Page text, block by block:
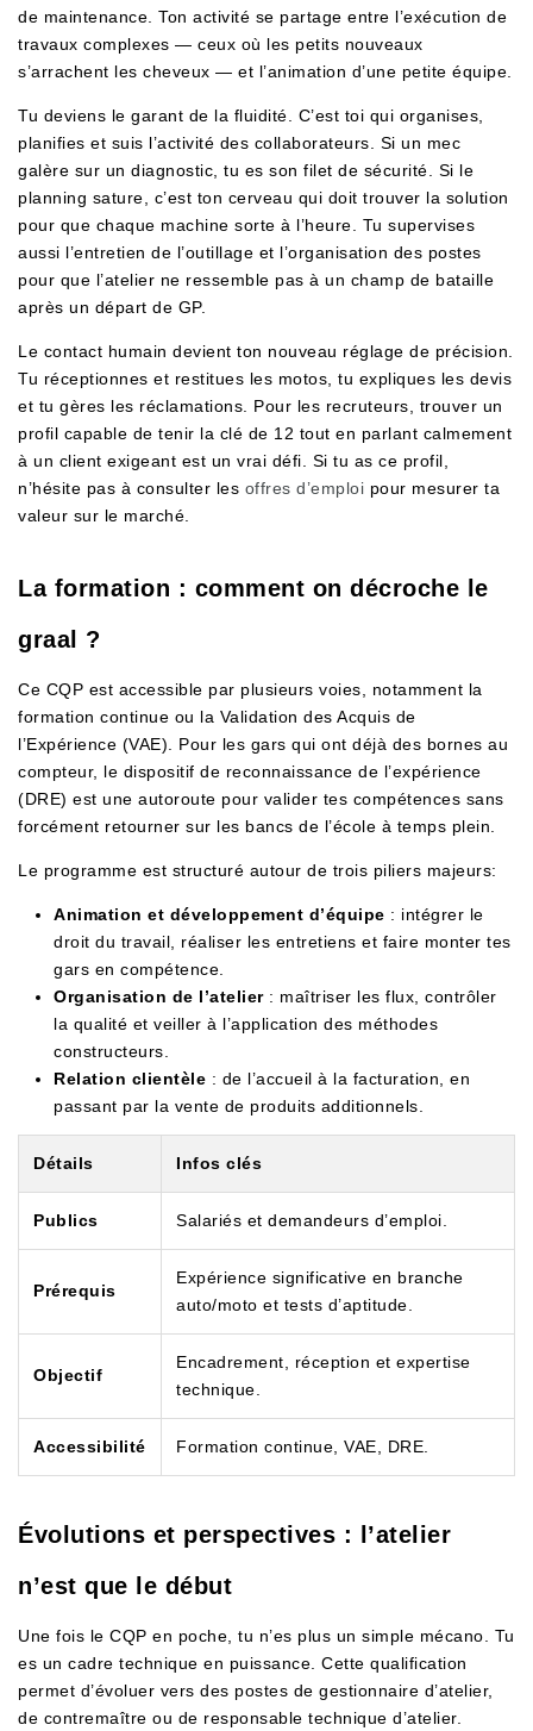
de maintenance. Ton activité se partage entre l’exécution de
travaux complexes — ceux où les petits nouveaux
s’arrachent les cheveux — et l’animation d’une petite équipe.
Tu deviens le garant de la fluidité. C’est toi qui organises,
planifies et suis l’activité des collaborateurs. Si un mec
galère sur un diagnostic, tu es son filet de sécurité. Si le
planning sature, c’est ton cerveau qui doit trouver la solution
pour que chaque machine sorte à l’heure. Tu supervises
aussi l’entretien de l’outillage et l’organisation des postes
pour que l’atelier ne ressemble pas à un champ de bataille
après un départ de GP.
Le contact humain devient ton nouveau réglage de précision.
Tu réceptionnes et restitues les motos, tu expliques les devis
et tu gères les réclamations. Pour les recruteurs, trouver un
profil capable de tenir la clé de 12 tout en parlant calmement
à un client exigeant est un vrai défi. Si tu as ce profil,
n’hésite pas à consulter les offres d’emploi pour mesurer ta
valeur sur le marché.
La formation : comment on décroche le
graal ?
Ce CQP est accessible par plusieurs voies, notamment la
formation continue ou la Validation des Acquis de
l’Expérience (VAE). Pour les gars qui ont déjà des bornes au
compteur, le dispositif de reconnaissance de l’expérience
(DRE) est une autoroute pour valider tes compétences sans
forcément retourner sur les bancs de l’école à temps plein.
Le programme est structuré autour de trois piliers majeurs:
Animation et développement d’équipe : intégrer le
droit du travail, réaliser les entretiens et faire monter tes
gars en compétence.
Organisation de l’atelier: maîtriser les flux, contrôler
la qualité et veiller à l’application des méthodes
constructeurs.
Relation clientèle : de l’accueil à la facturation, en
passant par la vente de produits additionnels.
Détails Infos clés
Publics Salariés et demandeurs d’emploi.
Prérequis
Expérience significative en branche
auto/moto et tests d’aptitude.
Objectif
Encadrement, réception et expertise
technique.
Accessibilité Formation continue, VAE, DRE.
Évolutions et perspectives : l’atelier
n’est que le début
Une fois le CQP en poche, tu n’es plus un simple mécano. Tu
es un cadre technique en puissance. Cette qualification
permet d’évoluer vers des postes de gestionnaire d’atelier,
de contremaître ou de responsable technique d’atelier.